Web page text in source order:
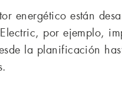
energético están
por ejemplo,
la planificación